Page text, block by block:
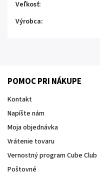
Veľkosť:
Výrobca:
POMOC PRI NÁKUPE
Kontakt
Napíšte nám
Moja objednávka
Vrátenie tovaru
Vernostný program Cube Club
Poštovné